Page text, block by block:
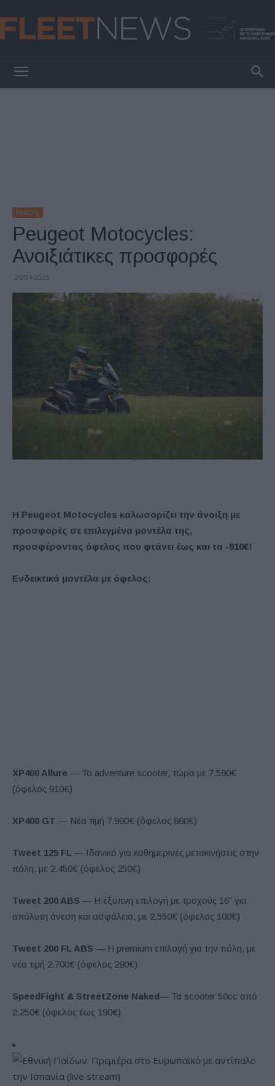
Mobility
Peugeot Motocycles:
Ανοιξιάτικες προσφορές
26/04/2025
Η Peugeot Motocycles καλωσορίζει την άνοιξη με
προσφορές σε επιλεγμένα μοντέλα της,
προσφέροντας όφελος που φτάνει έως και τα -910€!
Ενδεικτικά μοντέλα με όφελος:
XP400 Allure — Το adventure scooter, τώρα με 7.590€
(όφελος 910€)
XP400 GT — Νέα τιμή 7.990€ (όφελος 860€)
Tweet 125 FL — Ιδανικό για καθημερινές μετακινήσεις στην
πόλη, με 2.450€ (όφελος 250€)
Tweet 200 ABS — Η έξυπνη επιλογή με τροχούς 16” για
απόλυτη άνεση και ασφάλεια, με 2.550€ (όφελος 100€)
Tweet 200 FL ABS — Η premium επιλογή για την πόλη, με
νέα τιμή 2.700€ (όφελος 290€)
SpeedFight & StreetZone Naked— Τα scooter 50cc από
2.250€ (όφελος έως 190€)